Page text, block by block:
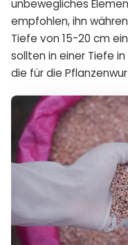
unbewegliches
empfohlen, ihn
Tiefe von 15-20 cm
sollten in einer Tiefe
die für die